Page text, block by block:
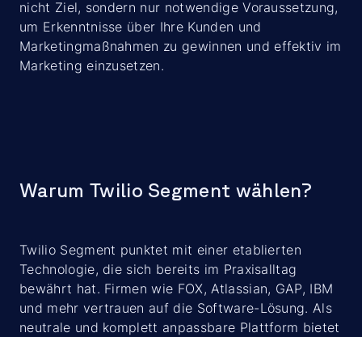
nicht Ziel, sondern nur notwendige Voraussetzung,
um Erkenntnisse über Ihre Kunden und
Marketingmaßnahmen zu gewinnen und effektiv im
Marketing einzusetzen.
Warum Twilio Segment wählen?
Twilio Segment punktet mit einer etablierten
Technologie, die sich bereits im Praxisalltag
bewährt hat. Firmen wie FOX, Atlassian, GAP, IBM
und mehr vertrauen auf die Software-Lösung. Als
neutrale und komplett anpassbare Plattform bietet